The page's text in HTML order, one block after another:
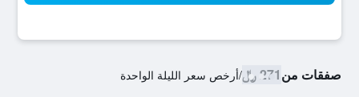
صفقات من271 ﷼ /أرخص سعر الليلة الواحدة